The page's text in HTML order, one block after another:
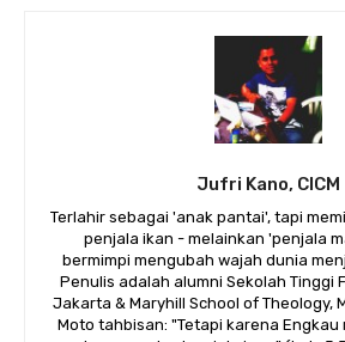
Jufri Kano, CICM
Terlahir sebagai 'anak pantai', tapi
penjala ikan - melainkan 'penjala
bermimpi mengubah wajah dunia
Penulis adalah alumni Sekolah Tinggi
Jakarta & Maryhill School of Theology,
Moto tahbisan: "Tetapi karena Engkau